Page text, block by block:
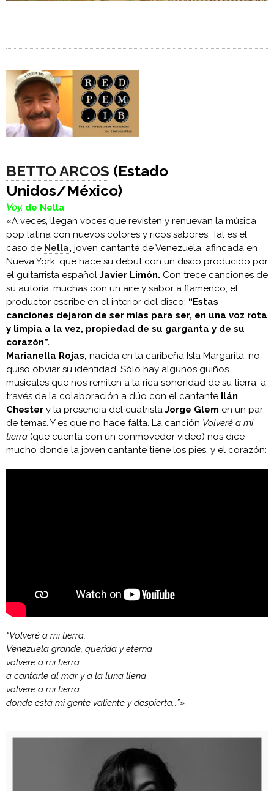
BETTO ARCOS (Estado
Unidos/México)
Voy, de Nella
«A veces, llegan voces que revisten y renuevan la música
pop latina con nuevos colores y ricos sabores. Tal es el
caso de Nella, joven cantante de Venezuela, afincada en
Nueva York, que hace su debut con un disco producido por
el guitarrista español Javier Limón. Con trece canciones de
su autoría, muchas con un aire y sabor a flamenco, el
productor escribe en el interior del disco: “Estas
canciones dejaron de ser mías para ser, en una voz rota
y limpia a la vez, propiedad de su garganta y de su
corazón”.
Marianella Rojas, nacida en la caribeña Isla Margarita, no
quiso obviar su identidad. Sólo hay algunos guiños
musicales que nos remiten a la rica sonoridad de su tierra, a
través de la colaboración a dúo con el cantante Ilán
Chester y la presencia del cuatrista Jorge Glem en un par
de temas. Y es que no hace falta. La canción Volveré a mi
tierra (que cuenta con un conmovedor vídeo) nos dice
mucho donde la joven cantante tiene los pies, y el corazón:
“Volveré a mi tierra,
Venezuela grande, querida y eterna
volveré a mi tierra
a cantarle al mar y a la luna llena
volveré a mi tierra
donde está mi gente valiente y despierta…”».